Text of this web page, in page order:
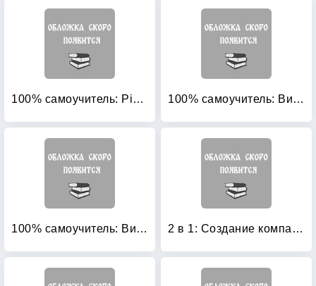
100% самоучитель: Pinnacle Studio 11: профессиональный видеомонтаж 100% самоучитель: Видеомонтаж на ПК. Adobe Premiere Pro CS3, Adobe After Effects CS3 (+ CD-ROM)
100% самоучитель: Видеомонтаж средствами Adobe Premiere Pro CS3 (+ CD-ROM) 2 в 1: Создание компакт-дисков. Nero Burning ROM 7 (русская версия). Учебное пособие (+ CD-ROM)